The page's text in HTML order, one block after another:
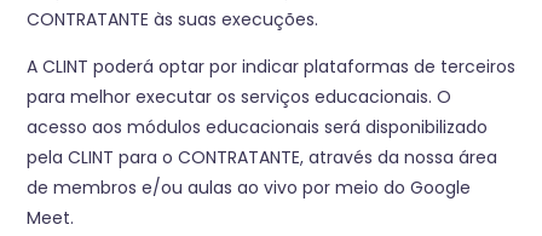
CONTRATANTE às suas execuções.
A CLINT poderá optar por indicar plataformas de terceiros
para melhor executar os serviços educacionais. O
acesso aos módulos educacionais será disponibilizado
pela CLINT para o CONTRATANTE, através da nossa área
de membros e/ou aulas ao vivo por meio do Google
Meet.